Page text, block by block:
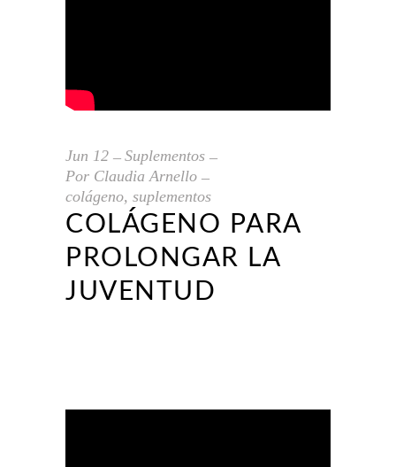
Jun 12
Suplementos
Por Claudia Arnello
colágeno, suplementos
COLÁGENO PARA
PROLONGAR LA
JUVENTUD